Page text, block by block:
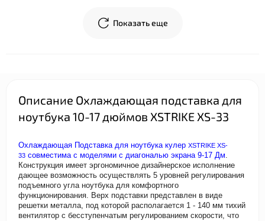
Показать еще
Описание Охлаждающая подставка для
ноутбука 10-17 дюймов XSTRIKE XS-33
Охлаждающая Подставка для ноутбука кулер XSTRIKE XS-
33 совместима с моделями с диагональю экрана 9-17 Дм.
Конструкция имеет эргономичное дизайнерское исполнение
дающее возможность осуществлять 5 уровней регулирования
подъемного угла ноутбука для комфортного
функционирования. Верх подставки представлен в виде
решетки металла, под которой располагается 1 - 140 мм тихий
вентилятор с бесступенчатым регулированием скорости, что